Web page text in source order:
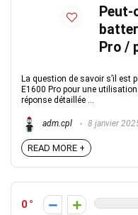
Peut-
Pro /
La question de savoir s’il est
E1600 Pro pour une
réponse détaillée ...
adm.cpl 8 janvier
READ MORE +
0